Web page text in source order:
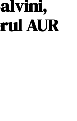
AUR